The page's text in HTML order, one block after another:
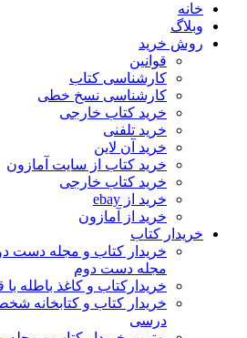
خانه
وبلاگ
روش خرید
قوانین
کارشناسی کتاب
کارشناسی نسخ خطی
خرید کتاب خارجی
خرید تلفنی
خرید آن لاین
خرید کتاب از سایت آمازون
خرید کتاب خارجی
خرید از ebay
خرید از آمازون
خریدار کتاب
خریدار کتاب و مجله دست
مجله دست دوم
خریدارکتاب و کاغذ باطله
خریدار کتاب و کتابخانه
درسی